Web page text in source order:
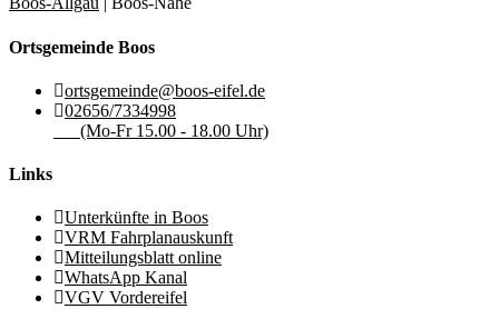
Ortsgemeinde Boos
ortsgemeinde@boos-eifel.de
02656/7334998
(Mo-Fr 15.00 - 18.00 Uhr)
Links
Unterkünfte in Boos
VRM Fahrplanauskunft
Mitteilungsblatt online
WhatsApp Kanal
VGV Vordereifel